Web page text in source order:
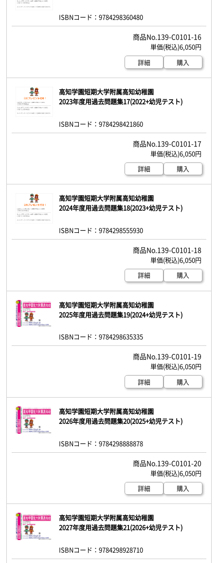
ISBNコード：9784298360480
139-C0101-16
6,050円
詳細
購入
高知学園短期大学附属高知幼稚園
2023年度用過去問題集17(2022+幼児テスト)
ISBNコード：9784298421860
139-C0101-17
6,050円
詳細
購入
高知学園短期大学附属高知幼稚園
2024年度用過去問題集18(2023+幼児テスト)
ISBNコード：9784298555930
139-C0101-18
6,050円
詳細
購入
高知学園短期大学附属高知幼稚園
2025年度用過去問題集19(2024+幼児テスト)
ISBNコード：9784298635335
139-C0101-19
6,050円
詳細
購入
高知学園短期大学附属高知幼稚園
2026年度用過去問題集20(2025+幼児テスト)
ISBNコード：9784298888878
139-C0101-20
6,050円
詳細
購入
高知学園短期大学附属高知幼稚園
2027年度用過去問題集21(2026+幼児テスト)
ISBNコード：9784298928710